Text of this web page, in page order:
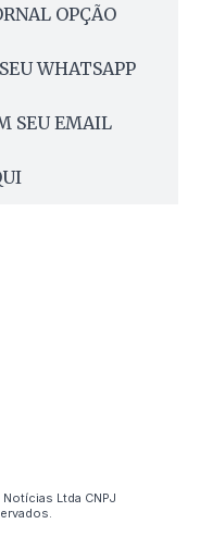
OPÇÃO
WHATSAPP
SEU EMAIL
Ltda CNPJ